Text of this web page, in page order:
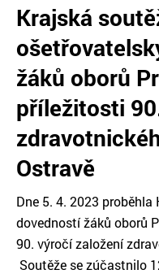
Krajská
žáků oborů
příležitosti
Ostravě
Dne 5. 4. 2023
dovedností žáků oborů
90. výročí založení
Soutěže se zúčastnilo